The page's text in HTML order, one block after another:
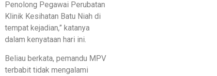
Penolong Pegawai Perubatan
Klinik Kesihatan Batu Niah di
tempat kejadian,” katanya
dalam kenyataan hari ini.
Beliau berkata, pemandu MPV
terbabit tidak mengalami